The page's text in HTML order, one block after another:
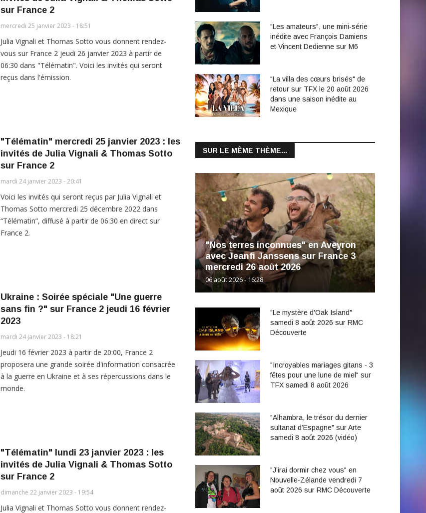
sur France 2
mercredi 25 janvier 2023 - 18:51
Julia Vignali et Thomas Sotto vous donnent rendez-
vous sur France 2 jeudi 26 janvier 2023 à partir de
06:30 dans "Télématin". Voici les invités qui seront
reçus dans l'émission.
"Télématin" mercredi 25 janvier 2023 : les
invités de Julia Vignali & Thomas Sotto
sur France 2
mardi 24 janvier 2023 - 20:41
Voici les invités qui seront reçus par Julia Vignali et
Thomas Sotto mercredi 25 décembre 2022 dans
“Télématin”, diffusé à partir de 06:30 en direct sur
France 2.
Ukraine : Soirée spéciale "Une guerre
sans fin ?" sur France 2 jeudi 16 février
2023
mardi 24 janvier 2023 - 18:21
Jeudi 16 février 2023 à partir de 20:00, France 2
proposera une grande soirée d'information consacrée
à la guerre en Ukraine et à ses répercussions dans le
monde.
"Télématin" lundi 23 janvier 2023 : les
invités de Julia Vignali & Thomas Sotto
sur France 2
dimanche 22 janvier 2023 - 19:54
Julia Vignali et Thomas Sotto vous donnent rendez-
"Les amateurs", une mini-série
inédite avec François Damiens
et Vincent Dedienne sur M6
"La villa des cœurs brisés" de
retour sur TFX le 20 août 2026
dans une saison inédite au
Mexique
SUR LE MÊME THÈME...
"Nos terres inconnues" en Aveyron
avec Jeanfi Janssens sur France 3
mercredi 26 août 2026
06 août 2026 - 16:28
"Le mystère d'Oak Island"
samedi 8 août 2026 sur RMC
Découverte
"Incroyables mariages gitans - 3
fêtes pour une lune de miel" sur
TFX samedi 8 août 2026
"Alhambra, le trésor du dernier
sultanat d’Espagne" sur Arte
samedi 8 août 2026 (vidéo)
"J’irai dormir chez vous" en
Nouvelle-Zélande vendredi 7
août 2026 sur RMC Découverte